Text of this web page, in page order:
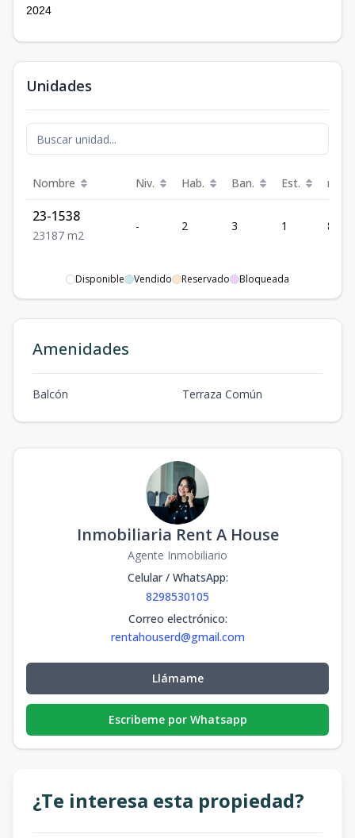
2024
Unidades
Nombre Niv. Hab. Ban. Est. m²
23-1538
231 87 m2
- 2 3 1 87
Disponible Vendido Reservado Bloqueada
Amenidades
Balcón Terraza Común
Inmobiliaria Rent A House
Agente Inmobiliario
Celular / WhatsApp:
8298530105
Correo electrónico:
rentahouserd@gmail.com
Llámame
Escribeme por Whatsapp
¿Te interesa esta propiedad?